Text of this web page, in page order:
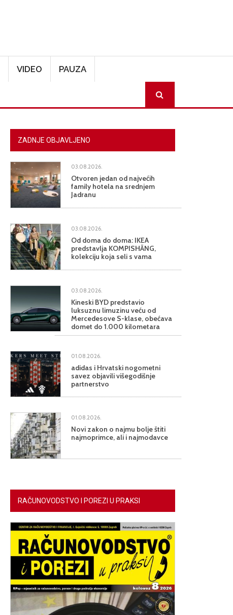
VIDEO PAUZA
ZADNJE OBJAVLJENO
03.08.2026.
Otvoren jedan od najvećih
family hotela na srednjem
Jadranu
03.08.2026.
Od doma do doma: IKEA
predstavlja KOMPISHÄNG,
kolekciju koja seli s vama
03.08.2026.
Kineski BYD predstavio
luksuznu limuzinu veću od
Mercedesove S-klase, obećava
domet do 1.000 kilometara
01.08.2026.
adidas i Hrvatski nogometni
savez objavili višegodišnje
partnerstvo
01.08.2026.
Novi zakon o najmu bolje štiti
najmoprimce, ali i najmodavce
RAČUNOVODSTVO I POREZI U PRAKSI